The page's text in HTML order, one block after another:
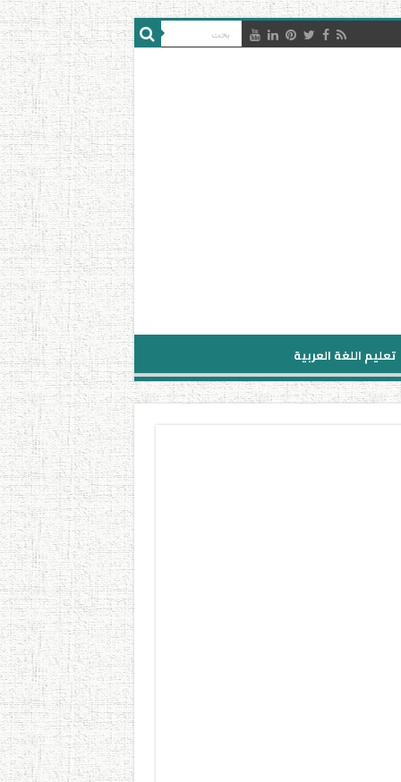
تعليم اللغة العربية